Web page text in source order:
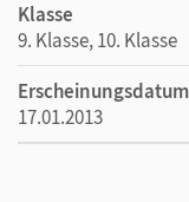
Klasse
9. Klasse, 10. Klasse
Erscheinungsdatum
17.01.2013